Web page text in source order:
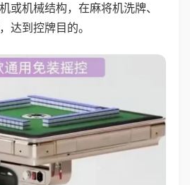
或机械结构，在麻将机洗牌、
达到控牌目的。